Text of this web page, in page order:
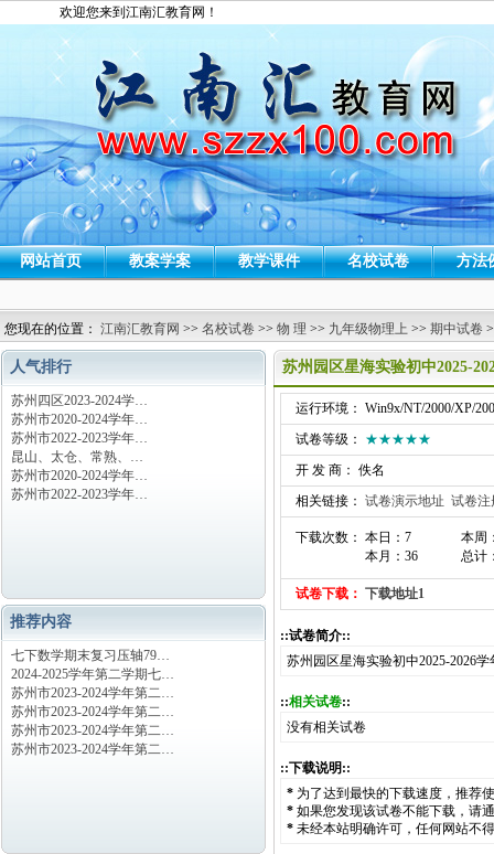
欢迎您来到江南汇教育网！
网站首页 教案学案 教学课件 名校试卷 方法
您现在的位置： 江南汇教育网 >> 名校试卷 >> 物 理 >> 九年级物理上 >> 期中试卷
人气排行
苏州四区2023-2024学…
苏州市2020-2024学年…
苏州市2022-2023学年…
昆山、太仓、常熟、…
苏州市2020-2024学年…
苏州市2022-2023学年…
推荐内容
七下数学期末复习压轴79…
2024-2025学年第二学期七…
苏州市2023-2024学年第二…
苏州市2023-2024学年第二…
苏州市2023-2024学年第二…
苏州市2023-2024学年第二…
苏州园区星海实验初中2025-
运行环境： Win9x/NT/2000/XP/
试卷等级： ★★★★★
开 发 商： 佚名
相关链接： 试卷演示地址 试卷注
下载次数： 本日：7
本月：36
本周
总计
试卷下载： 下载地址1
::试卷简介::
苏州园区星海实验初中2025-2026
::相关试卷::
没有相关试卷
::下载说明::
* 为了达到最快的下载速度，推荐
* 如果您发现该试卷不能下载，请
* 未经本站明确许可，任何网站不